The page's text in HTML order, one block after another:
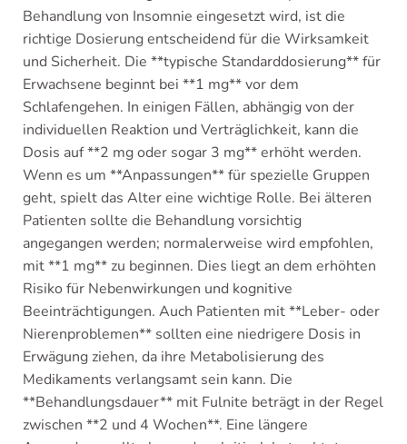
Behandlung von Insomnie eingesetzt wird, ist die
richtige Dosierung entscheidend für die Wirksamkeit
und Sicherheit. Die **typische Standarddosierung** für
Erwachsene beginnt bei **1 mg** vor dem
Schlafengehen. In einigen Fällen, abhängig von der
individuellen Reaktion und Verträglichkeit, kann die
Dosis auf **2 mg oder sogar 3 mg** erhöht werden.
Wenn es um **Anpassungen** für spezielle Gruppen
geht, spielt das Alter eine wichtige Rolle. Bei älteren
Patienten sollte die Behandlung vorsichtig
angegangen werden; normalerweise wird empfohlen,
mit **1 mg** zu beginnen. Dies liegt an dem erhöhten
Risiko für Nebenwirkungen und kognitive
Beeinträchtigungen. Auch Patienten mit **Leber- oder
Nierenproblemen** sollten eine niedrigere Dosis in
Erwägung ziehen, da ihre Metabolisierung des
Medikaments verlangsamt sein kann. Die
**Behandlungsdauer** mit Fulnite beträgt in der Regel
zwischen **2 und 4 Wochen**. Eine längere